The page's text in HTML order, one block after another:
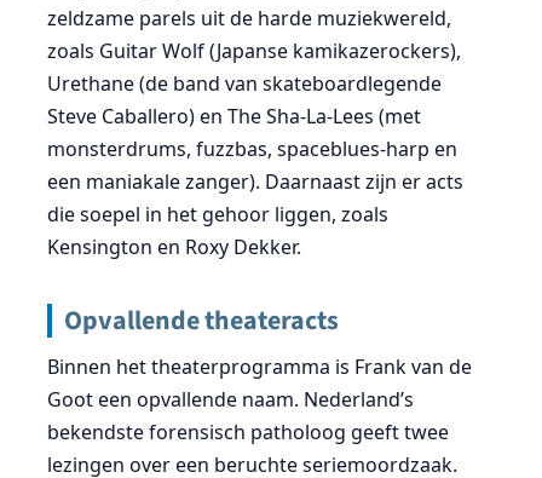
zeldzame parels uit de harde muziekwereld,
zoals Guitar Wolf (Japanse kamikazerockers),
Urethane (de band van skateboardlegende
Steve Caballero) en The Sha-La-Lees (met
monsterdrums, fuzzbas, spaceblues-harp en
een maniakale zanger). Daarnaast zijn er acts
die soepel in het gehoor liggen, zoals
Kensington en Roxy Dekker.
Opvallende theateracts
Binnen het theaterprogramma is Frank van de
Goot een opvallende naam. Nederland’s
bekendste forensisch patholoog geeft twee
lezingen over een beruchte seriemoordzaak.